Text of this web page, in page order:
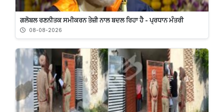
ਗਲੋਬਲ ਰਣਨੀਤਕ ਸਮੀਕਰਨ ਤੇਜ਼ੀ ਨਾਲ ਬਦਲ ਰਿਹਾ ਹੈ - ਪ੍ਰਧਾਨ ਮੰਤਰੀ
08-08-2026